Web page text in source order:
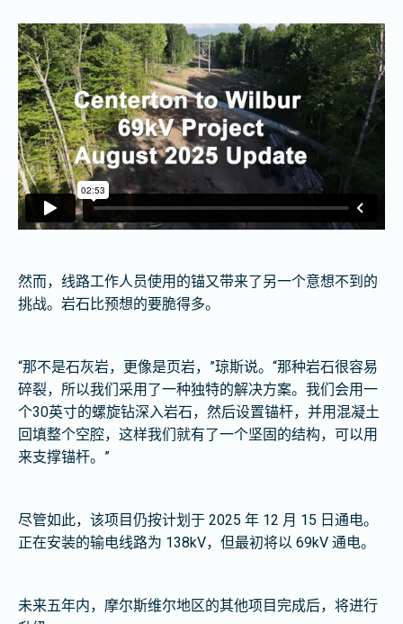
然而，线路工作人员使用的锚又带来了另一个意想不到的
挑战。岩石比预想的要脆得多。
“那不是石灰岩，更像是页岩，”琼斯说。“那种岩石很容易
碎裂，所以我们采用了一种独特的解决方案。我们会用一
个30英寸的螺旋钻深入岩石，然后设置锚杆，并用混凝土
回填整个空腔，这样我们就有了一个坚固的结构，可以用
来支撑锚杆。”
尽管如此，该项目仍按计划于 2025 年 12 月 15 日通电。
正在安装的输电线路为 138kV，但最初将以 69kV 通电。
未来五年内，摩尔斯维尔地区的其他项目完成后，将进行